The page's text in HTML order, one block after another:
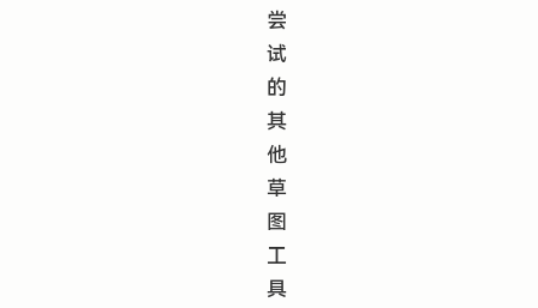
尝
试
的
其
他
草
图
工
具